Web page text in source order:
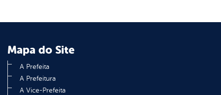
Mapa do Site
A Prefeita
A Prefeitura
A Vice-Prefeita